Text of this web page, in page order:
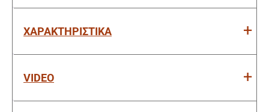
ΧΑΡΑΚΤΗΡΙΣΤΙΚΑ
VIDEO